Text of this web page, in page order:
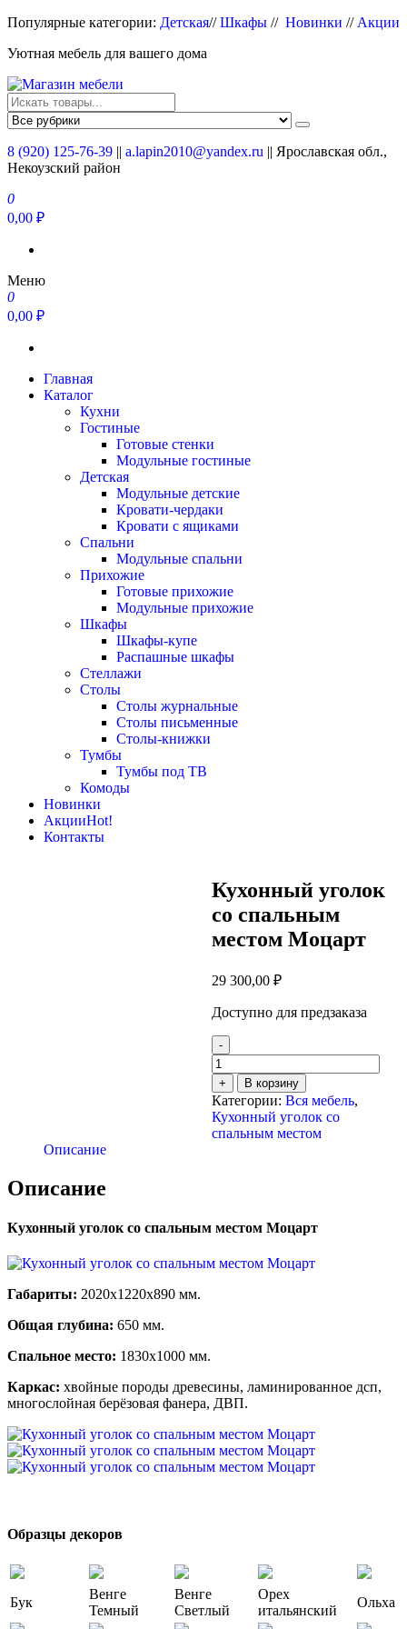
Перейти
содержимому
Популярные категории: Детская//Шкафы // Новинки // Акции
Уютная мебель для вашего дома
Магазин мебели
Мебель для вашего дома
8 (920) 125-76-39 || a.lapin2010@yandex.ru || Ярославская обл.,
Некоузский район
0
0,00 ₽
Меню
0
0,00 ₽
Главная
Каталог
Кухни
Гостиные
Готовые стенки
Модульные гостиные
Детская
Модульные детские
Кровати-чердаки
Кровати с ящиками
Спальни
Модульные спальни
Прихожие
Готовые прихожие
Модульные прихожие
Шкафы
Шкафы-купе
Распашные шкафы
Стеллажи
Столы
Столы журнальные
Столы письменные
Столы-книжки
Тумбы
Тумбы под ТВ
Комоды
Новинки
АкцииHot!
Контакты
Кухонный уголок
со спальным
местом Моцарт
29 300,00 ₽
Доступно для предзаказа
-
Количество
товара
Кухонный
уголок
со
спальным
+ В корзину
Категории: Вся мебель,
Кухонный уголок со
спальным местом
Описание
Описание
Кухонный уголок со спальным местом Моцарт
Габариты: 2020х1220х890 мм.
Общая глубина: 650 мм.
Спальное место: 1830х1000 мм.
Каркас: хвойные породы древесины, ламинированное дсп,
многослойная берёзовая фанера, ДВП.
Образцы декоров
Бук
Венге
Темный
Венге
Светлый
Орех
итальянский
Ольха